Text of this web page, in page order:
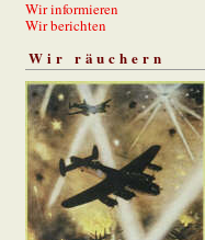
Wir informieren
Wir berichten
Wir räuchern